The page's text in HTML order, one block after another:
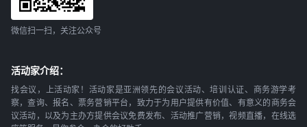
微信扫一扫，关注公众号
活动家介绍：
找会议，上活动家！活动家是亚洲领先的会议活动、培训认证、商务游学考
察，查询、报名、票务营销平台，致力于为用户提供有价值、有意义的商务会
议活动，以及为主办方提供会议免费发布、活动推广营销，视频直播，在线选